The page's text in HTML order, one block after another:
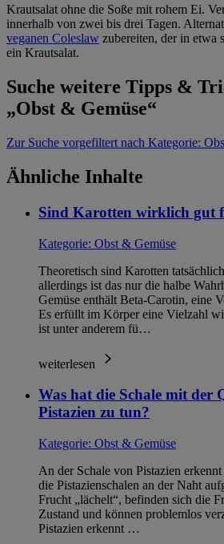
Krautsalat ohne die Soße mit rohem Ei.
innerhalb von zwei bis drei Tagen.
veganen Coleslaw zubereiten, der in etwa
ein Krautsalat.
Suche weitere Tipps &
„Obst & Gemüse“
Zur Suche vorgefiltert nach Kategorie:
Ähnliche Inhalte
Sind Karotten wirklich gut
Kategorie: Obst & Gemüse
Theoretisch sind Karotten
allerdings ist das nur die halbe
Gemüse enthält Beta-Carotin, eine
Es erfüllt im Körper eine Vielzahl
ist unter anderem fü…
weiterlesen
Was hat die Schale mit der
Pistazien zu tun?
Kategorie: Obst & Gemüse
An der Schale von Pistazien
die Pistazienschalen an der Naht
Frucht „lächelt“, befinden sich die
Zustand und können problemlos
Pistazien erkennt …